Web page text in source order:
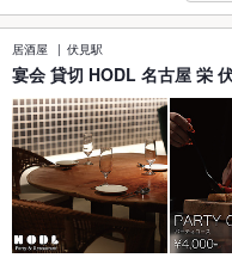
居酒屋 伏見駅
宴会 貸切 HODL 名古屋 栄